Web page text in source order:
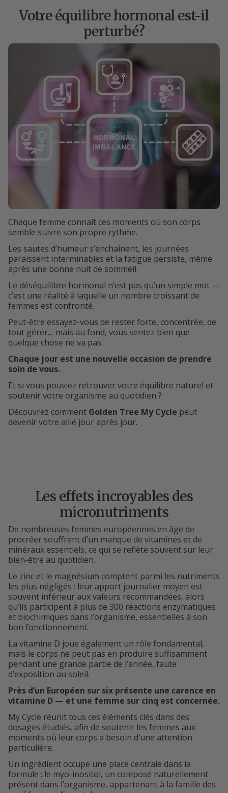
Votre équilibre hormonal est-il
perturbé?
Chaque femme connaît ces moments où son corps
semble suivre son propre rythme.
Les sautes d’humeur s’enchaînent, les journées
paraissent interminables et la fatigue persiste, même
après une bonne nuit de sommeil.
Le déséquilibre hormonal n’est pas qu’un simple mot —
c’est une réalité à laquelle un nombre croissant de
femmes est confronté.
Peut-être essayez-vous de rester forte, concentrée, de
tout gérer… mais au fond, vous sentez bien que
quelque chose ne va pas.
Chaque jour est une nouvelle occasion de prendre
soin de vous.
Et si vous pouviez retrouver votre équilibre naturel et
soutenir votre organisme au quotidien ?
Découvrez comment Golden Tree My Cycle peut
devenir votre allié jour après jour.
Les effets incroyables des
micronutriments
De nombreuses femmes européennes en âge de
procréer souffrent d’un manque de vitamines et de
minéraux essentiels, ce qui se reflète souvent sur leur
bien-être au quotidien.
Le zinc et le magnésium comptent parmi les nutriments
les plus négligés : leur apport journalier moyen est
souvent inférieur aux valeurs recommandées, alors
qu’ils participent à plus de 300 réactions enzymatiques
et biochimiques dans l’organisme, essentielles à son
bon fonctionnement.
La vitamine D joue également un rôle fondamental,
mais le corps ne peut pas en produire suffisamment
pendant une grande partie de l’année, faute
d’exposition au soleil.
Près d’un Européen sur six présente une carence en
vitamine D — et une femme sur cinq est concernée.
My Cycle réunit tous ces éléments clés dans des
dosages étudiés, afin de soutenir les femmes aux
moments où leur corps a besoin d’une attention
particulière.
Un ingrédient occupe une place centrale dans la
formule : le myo-inositol, un composé naturellement
présent dans l’organisme, appartenant à la famille des